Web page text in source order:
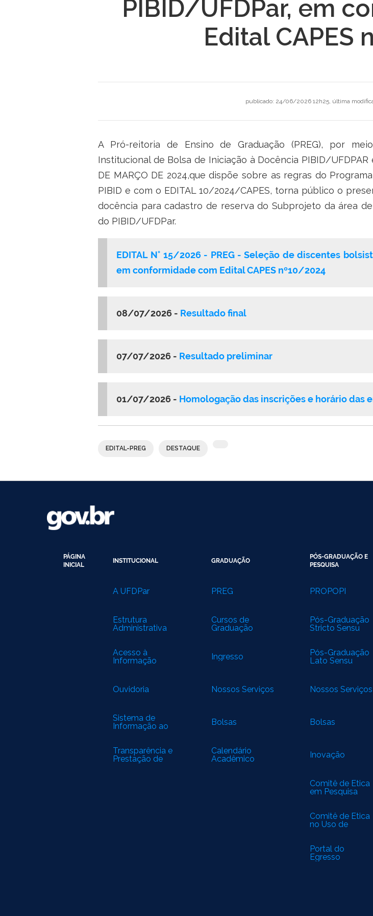
PIBID/UFDPar, em
Edital CAPES
publicado: 24/06/2026 12h25, última
A Pró-reitoria de Ensino de Graduação (PREG), por
Institucional de Bolsa de Iniciação à Docência PIBID/UFDPAR
DE MARÇO DE 2024,que dispõe sobre as regras do
PIBID e com o EDITAL 10/2024/CAPES, torna público o
docência para cadastro de reserva do Subprojeto da área
do PIBID/UFDPar.
EDITAL N° 15/2026 - PREG - Seleção de discentes
em conformidade com Edital CAPES nº10/2024
08/07/2026 - Resultado final
07/07/2026 - Resultado preliminar
01/07/2026 - Homologação das inscrições e horário das
EDITAL-PREG DESTAQUE
PÁGINA
INICIAL
INSTITUCIONAL
A UFDPar
Estrutura
Administrativa
Acesso à
Informação
Ouvidoria
Sistema de
Informação ao
Transparência e
Prestação de
GRADUAÇÃO
PREG
Cursos de
Graduação
Ingresso
Nossos Serviços
Bolsas
Calendário
Acadêmico
PÓS-GRADUAÇÃO E
PESQUISA
PROPOPI
Pós-Graduação
Stricto Sensu
Pós-Graduação
Lato Sensu
Nossos Serviços
Bolsas
Inovação
Comitê de Ética
em Pesquisa
Comitê de Ética
no Uso de
Portal do
Egresso